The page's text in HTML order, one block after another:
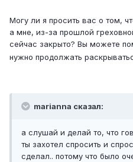
Могу ли я просить вас о том,
а мне, из-за прошлой
сейчас закрыто? Вы можете
нужно продолжать
marianna сказал:
а слушай и делай то, что
ты захотел спросить и
сделал.. потому что было